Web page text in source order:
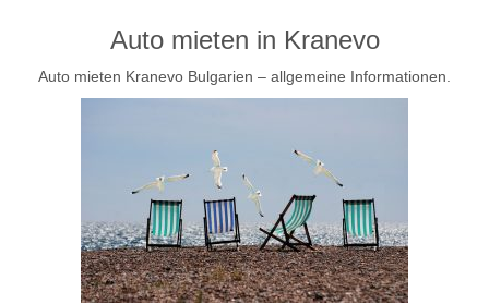
Auto mieten in Kranevo
Auto mieten Kranevo Bulgarien – allgemeine Informationen.